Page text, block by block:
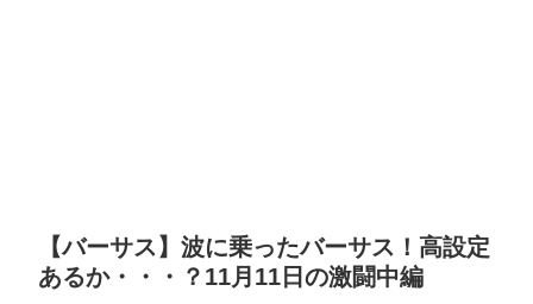
【バーサス】波に乗ったバーサス！高設定
あるか・・・？11月11日の激闘中編